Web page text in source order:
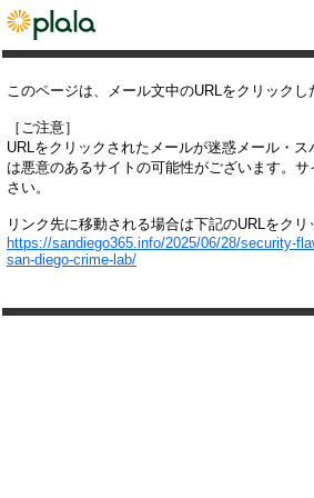
このページは、メール文中のURLをクリックし
［ご注意］
URLをクリックされたメールが迷惑メール・
は悪意のあるサイトの可能性がございます。
さい。
リンク先に移動される場合は下記のURLをクリ
https://sandiego365.info/2025/06/28/security-
san-diego-crime-lab/